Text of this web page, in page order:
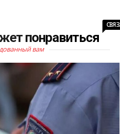
понравиться
вам